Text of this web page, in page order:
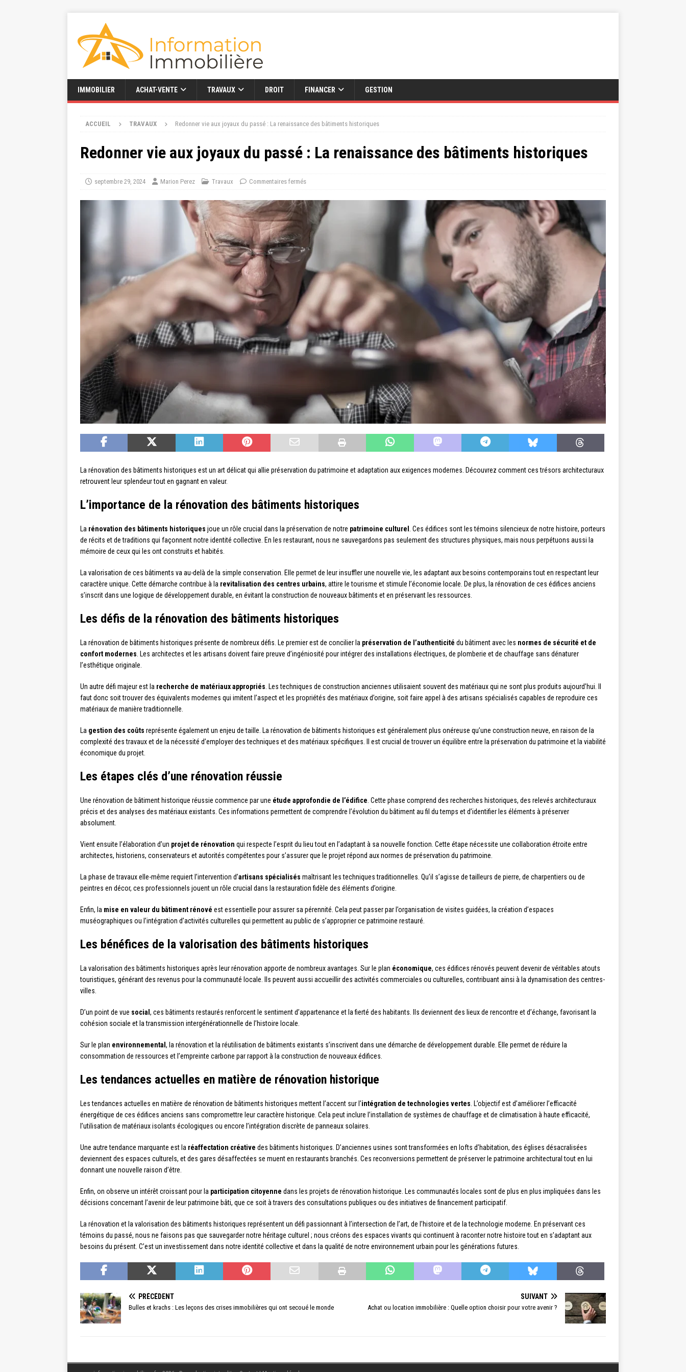
IMMOBILIER ACHAT-VENTE TRAVAUX DROIT FINANCER GESTION
ACCUEIL TRAVAUX Redonner vie aux joyaux du passé : La renaissance des bâtiments historiques
Redonner vie aux joyaux du passé : La renaissance des bâtiments historiques
septembre 29, 2024 Marion Perez Travaux Commentaires fermés
La rénovation des bâtiments historiques est un art délicat qui allie préservation du patrimoine et adaptation aux exigences modernes. Découvrez comment ces trésors architecturaux
retrouvent leur splendeur tout en gagnant en valeur.
L’importance de la rénovation des bâtiments historiques
La rénovation des bâtiments historiques joue un rôle crucial dans la préservation de notre patrimoine culturel
. Ces édifices sont les témoins silencieux de notre histoire, porteurs
de récits et de traditions qui façonnent notre identité collective. En les restaurant, nous ne sauvegardons pas seulement des structures physiques, mais nous perpétuons aussi la
mémoire de ceux qui les ont construits et habités.
La valorisation de ces bâtiments va au-delà de la simple conservation. Elle permet de leur insuffler une nouvelle vie, les adaptant aux besoins contemporains tout en respectant leur
caractère unique. Cette démarche contribue à la revitalisation des centres urbains, attire le tourisme et stimule l’économie locale. De plus, la rénovation de ces édifices anciens
s’inscrit dans une logique de développement durable, en évitant la construction de nouveaux bâtiments et en préservant les ressources.
Les défis de la rénovation des bâtiments historiques
La rénovation de bâtiments historiques présente de nombreux défis. Le premier est de concilier la préservation de l’authenticité du bâtiment avec les normes de sécurité et de
confort modernes . Les architectes et les artisans doivent faire preuve d’ingéniosité pour intégrer des installations électriques, de plomberie et de chauffage sans dénaturer
l’esthétique originale.
Un autre défi majeur est la recherche de matériaux appropriés . Les techniques de construction anciennes utilisaient souvent des matériaux qui ne sont plus produits aujourd’hui. Il
faut donc soit trouver des équivalents modernes qui imitent l’aspect et les propriétés des matériaux d’origine, soit faire appel à des artisans spécialisés capables de reproduire ces
matériaux de manière traditionnelle.
La gestion des coûts représente également un enjeu de taille. La rénovation de bâtiments historiques est généralement plus onéreuse qu’une construction neuve, en raison de la
complexité des travaux et de la nécessité d’employer des techniques et des matériaux spécifiques. Il est crucial de trouver un équilibre entre la préservation du patrimoine et la viabilité
économique du projet.
Les étapes clés d’une rénovation réussie
Une rénovation de bâtiment historique réussie commence par une étude approfondie de l’édifice . Cette phase comprend des recherches historiques, des relevés architecturaux
précis et des analyses des matériaux existants. Ces informations permettent de comprendre l’évolution du bâtiment au fil du temps et d’identifier les éléments à préserver
absolument.
Vient ensuite l’élaboration d’un projet de rénovation qui respecte l’esprit du lieu tout en l’adaptant à sa nouvelle fonction. Cette étape nécessite une collaboration étroite entre
architectes, historiens, conservateurs et autorités compétentes pour s’assurer que le projet répond aux normes de préservation du patrimoine.
La phase de travaux elle-même requiert l’intervention d’artisans spécialisés maîtrisant les techniques traditionnelles. Qu’il s’agisse de tailleurs de pierre, de charpentiers ou de
peintres en décor, ces professionnels jouent un rôle crucial dans la restauration fidèle des éléments d’origine.
Enfin, la mise en valeur du bâtiment rénové est essentielle pour assurer sa pérennité. Cela peut passer par l’organisation de visites guidées, la création d’espaces
muséographiques ou l’intégration d’activités culturelles qui permettent au public de s’approprier ce patrimoine restauré.
Les bénéfices de la valorisation des bâtiments historiques
La valorisation des bâtiments historiques après leur rénovation apporte de nombreux avantages. Sur le plan économique, ces édifices rénovés peuvent devenir de véritables atouts
touristiques, générant des revenus pour la communauté locale. Ils peuvent aussi accueillir des activités commerciales ou culturelles, contribuant ainsi à la dynamisation des centres-
villes.
D’un point de vue social , ces bâtiments restaurés renforcent le sentiment d’appartenance et la fierté des habitants. Ils deviennent des lieux de rencontre et d’échange, favorisant la
cohésion sociale et la transmission intergénérationnelle de l’histoire locale.
Sur le plan environnemental , la rénovation et la réutilisation de bâtiments existants s’inscrivent dans une démarche de développement durable. Elle permet de réduire la
consommation de ressources et l’empreinte carbone par rapport à la construction de nouveaux édifices.
Les tendances actuelles en matière de rénovation historique
Les tendances actuelles en matière de rénovation de bâtiments historiques mettent l’accent sur l’intégration de technologies vertes . L’objectif est d’améliorer l’efficacité
énergétique de ces édifices anciens sans compromettre leur caractère historique. Cela peut inclure l’installation de systèmes de chauffage et de climatisation à haute efficacité,
l’utilisation de matériaux isolants écologiques ou encore l’intégration discrète de panneaux solaires.
Une autre tendance marquante est la réaffectation créative des bâtiments historiques. D’anciennes usines sont transformées en lofts d’habitation, des églises désacralisées
deviennent des espaces culturels, et des gares désaffectées se muent en restaurants branchés. Ces reconversions permettent de préserver le patrimoine architectural tout en lui
donnant une nouvelle raison d’être.
Enfin, on observe un intérêt croissant pour la participation citoyenne dans les projets de rénovation historique. Les communautés locales sont de plus en plus impliquées dans les
décisions concernant l’avenir de leur patrimoine bâti, que ce soit à travers des consultations publiques ou des initiatives de financement participatif.
La rénovation et la valorisation des bâtiments historiques représentent un défi passionnant à l’intersection de l’art, de l’histoire et de la technologie moderne. En préservant ces
témoins du passé, nous ne faisons pas que sauvegarder notre héritage culturel ; nous créons des espaces vivants qui continuent à raconter notre histoire tout en s’adaptant aux
besoins du présent. C’est un investissement dans notre identité collective et dans la qualité de notre environnement urbain pour les générations futures.
PRÉCÉDENT
Bulles et krachs : Les leçons des crises immobilières qui ont secoué le monde
SUIVANT
Achat ou location immobilière : Quelle option choisir pour votre avenir ?